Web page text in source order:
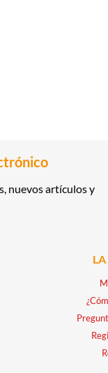
nuevos artículos y